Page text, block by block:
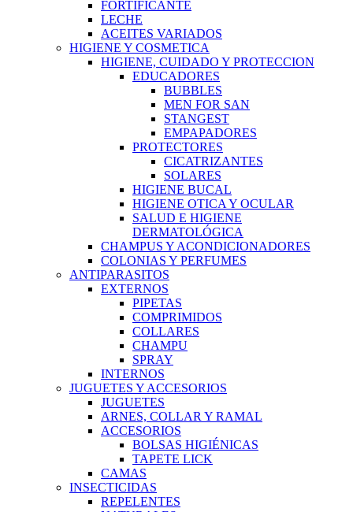
FORTIFICANTE
LECHE
ACEITES VARIADOS
HIGIENE Y COSMETICA
HIGIENE, CUIDADO Y PROTECCION
EDUCADORES
BUBBLES
MEN FOR SAN
STANGEST
EMPAPADORES
PROTECTORES
CICATRIZANTES
SOLARES
HIGIENE BUCAL
HIGIENE OTICA Y OCULAR
SALUD E HIGIENE
DERMATOLÓGICA
CHAMPUS Y ACONDICIONADORES
COLONIAS Y PERFUMES
ANTIPARASITOS
EXTERNOS
PIPETAS
COMPRIMIDOS
COLLARES
CHAMPU
SPRAY
INTERNOS
JUGUETES Y ACCESORIOS
JUGUETES
ARNES, COLLAR Y RAMAL
ACCESORIOS
BOLSAS HIGIÉNICAS
TAPETE LICK
CAMAS
INSECTICIDAS
REPELENTES